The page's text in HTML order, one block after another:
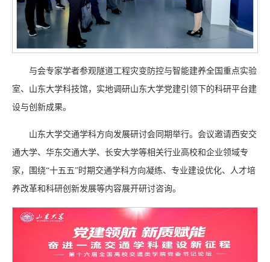
与会专家学者参观隧道工程灾变防控与智能建养全国重点实验
室、山东大学科技馆，实地调研山东大学党建引领下的科研平台建
设与创新成果。
山东大学交通学科方向发展研讨会同期举行。会议邀请西安交
通大学、华东交通大学、长安大学等相关行业高校和企业领域专
家，围绕“十五五”时期交通学科方向凝练、专业建设优化、人才培
养改革和科研创新发展等内容展开研讨咨询。